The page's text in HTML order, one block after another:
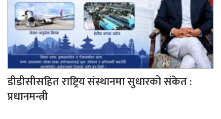
डीडीसीसहित राष्ट्रिय संस्थानमा सुधारको संकेत :
प्रधानमन्त्री